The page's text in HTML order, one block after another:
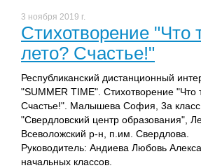
3 ноября 2019 г.
Стихотворение "Что
лето? Счастье!"
Республиканский дистанционный
"SUMMER TIME". Стихотворение "Что
Счастье!". Малышева София, 3а
"Свердловский центр образования",
Всеволожский р-н, п.им. Свердлова.
Руководитель: Андиева Любовь
начальных классов.